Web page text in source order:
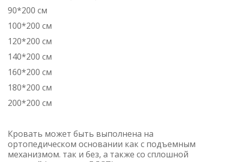
90*200 см
100*200 см
120*200 см
140*200 см
160*200 см
180*200 см
200*200 см
Кровать может быть выполнена на
ортопедическом основании как с подъемным
механизмом. так и без, а также со сплошной